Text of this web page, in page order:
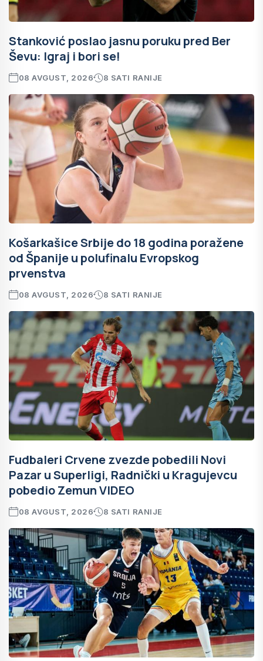
Stanković poslao jasnu poruku pred Ber
Ševu: Igraj i bori se!
08 AVGUST, 2026 8 SATI RANIJE
Košarkašice Srbije do 18 godina poražene
od Španije u polufinalu Evropskog
prvenstva
08 AVGUST, 2026 8 SATI RANIJE
Fudbaleri Crvene zvezde pobedili Novi
Pazar u Superligi, Radnički u Kragujevcu
pobedio Zemun VIDEO
08 AVGUST, 2026 8 SATI RANIJE